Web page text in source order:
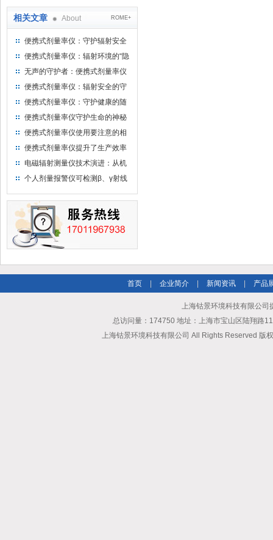
相关文章 About ROME+
便携式剂量率仪：守护辐射安全
的“第一道防线”
便携式剂量率仪：辐射环境的“隐
形守护者”
无声的守护者：便携式剂量率仪
的科技温度与人文使命
便携式剂量率仪：辐射安全的守
护者
便携式剂量率仪：守护健康的随
身卫士
便携式剂量率仪守护生命的神秘
卫士
便携式剂量率仪使用要注意的相
关事项
便携式剂量率仪提升了生产效率
电磁辐射测量仪技术演进：从机
械指针到量子传感
个人剂量报警仪可检测β、γ射线
首页 企业简介 新闻资讯 产品
上海钴景环境科技有限公司
总访问量：174750 地址：上海市宝山区陆翔路
上海钴景环境科技有限公司 All Rights Reserved 版